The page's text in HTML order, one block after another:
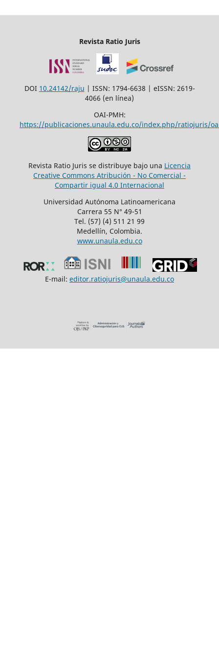
Revista Ratio Juris
DOI 10.24142/raju | ISSN: 1794-6638 | eISSN: 2619-
4066 (en línea)
OAI-PMH:
https://publicaciones.unaula.edu.co/index.php/ratiojuris/
Revista Ratio Juris se distribuye bajo una Licencia
Creative Commons Atribución - No Comercial -
Compartir igual 4.0 Internacional
Universidad Autónoma Latinoamericana
Carrera 55 N° 49-51
Tel. (57) (4) 511 21 99
Medellín, Colombia.
www.unaula.edu.co
E-mail: editor.ratiojuris@unaula.edu.co